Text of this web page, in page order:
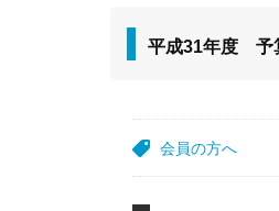
平成31年度 予
会員の方へ